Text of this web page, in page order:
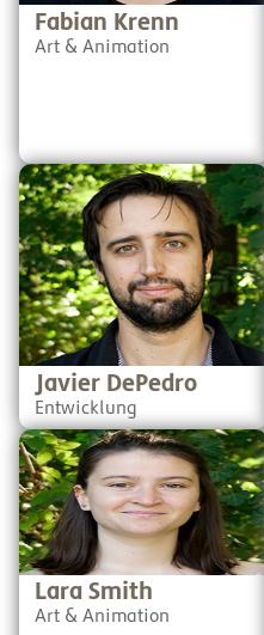
Fabian Krenn
Art & Animation
Wenn euch bei SchuBu
manches spanisch
vorkommt, dann habt ihr
recht. Das liegt vor allem an
Javier - einem begnadeten
Entwickler aus Spanien. Er
pendelt sogar jeden Tag ins
Büro - ist aber nicht so
schlimm, denn er wohnt in
Wien ;-)
Javier DePedro
Entwicklung
Lara ist unsere kreative
Unterstützung aus
Vorarlberg. Es mangelt ihr
weder an Disziplin noch an
Ideen. Dank ihr sind unsere
Bücher um viele schöne
Illustrationen reicher.
Lara Smith
Art & Animation